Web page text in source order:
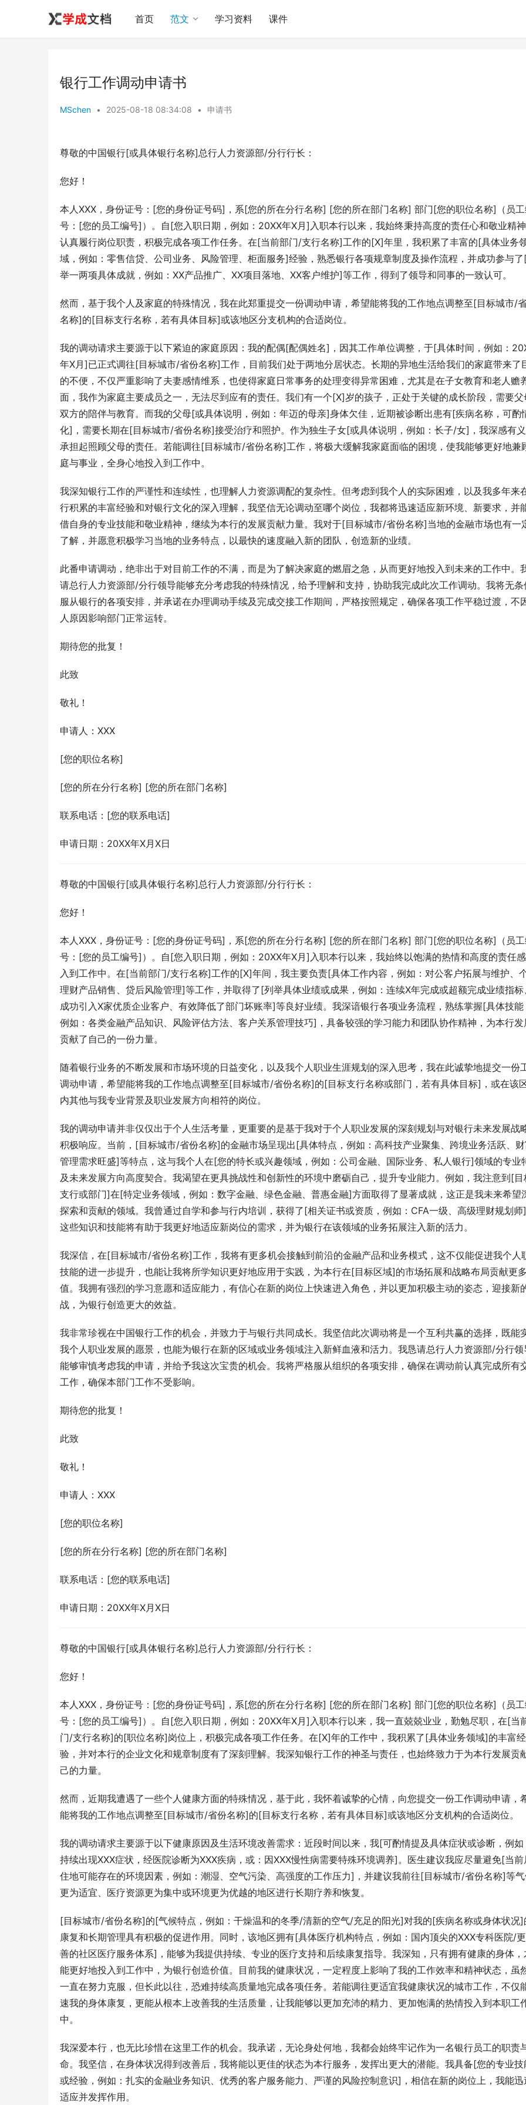
首页 范文 学习资料 课件
银行工作调动申请书
MSchen • 2025-08-18 08:34:08 • 申请书
尊敬的中国银行[或具体银行名称]总行人力资源部/分行行长：
您好！
本人XXX，身份证号：[您的身份证号码]，系[您的所在分行名称] [您的所在部门名称] 部门[您的职位名称]（员
号：[您的员工编号]）。自[您入职日期，例如：20XX年X月]入职本行以来，我始终秉持高度的责任心和敬业精神
认真履行岗位职责，积极完成各项工作任务。在[当前部门/支行名称]工作的[X]年里，我积累了丰富的[具体业务
域，例如：零售信贷、公司业务、风险管理、柜面服务]经验，熟悉银行各项规章制度及操作流程，并成功参与
举一两项具体成就，例如：XX产品推广、XX项目落地、XX客户维护]等工作，得到了领导和同事的一致认可。
然而，基于我个人及家庭的特殊情况，我在此郑重提交一份调动申请，希望能将我的工作地点调整至[目标城市/
名称]的[目标支行名称，若有具体目标]或该地区分支机构的合适岗位。
我的调动请求主要源于以下紧迫的家庭原因：我的配偶[配偶姓名]，因其工作单位调整，于[具体时间，例如：
年X月]已正式调往[目标城市/省份名称]工作，目前我们处于两地分居状态。长期的异地生活给我们的家庭带来了
的不便，不仅严重影响了夫妻感情维系，也使得家庭日常事务的处理变得异常困难，尤其是在子女教育和老人赡
面，我作为家庭主要成员之一，无法尽到应有的责任。我们有一个[X]岁的孩子，正处于关键的成长阶段，需要父
双方的陪伴与教育。而我的父母[或具体说明，例如：年迈的母亲]身体欠佳，近期被诊断出患有[疾病名称，可酌
化]，需要长期在[目标城市/省份名称]接受治疗和照护。作为独生子女[或具体说明，例如：长子/女]，我深感有
承担起照顾父母的责任。若能调往[目标城市/省份名称]工作，将极大缓解我家庭面临的困境，使我能够更好地兼
庭与事业，全身心地投入到工作中。
我深知银行工作的严谨性和连续性，也理解人力资源调配的复杂性。但考虑到我个人的实际困难，以及我多年来
行积累的丰富经验和对银行文化的深入理解，我坚信无论调动至哪个岗位，我都将迅速适应新环境、新要求，并
借自身的专业技能和敬业精神，继续为本行的发展贡献力量。我对于[目标城市/省份名称]当地的金融市场也有一
了解，并愿意积极学习当地的业务特点，以最快的速度融入新的团队，创造新的业绩。
此番申请调动，绝非出于对目前工作的不满，而是为了解决家庭的燃眉之急，从而更好地投入到未来的工作中。
请总行人力资源部/分行领导能够充分考虑我的特殊情况，给予理解和支持，协助我完成此次工作调动。我将无条
服从银行的各项安排，并承诺在办理调动手续及完成交接工作期间，严格按照规定，确保各项工作平稳过渡，不
人原因影响部门正常运转。
期待您的批复！
此致
敬礼！
申请人：XXX
[您的职位名称]
[您的所在分行名称] [您的所在部门名称]
联系电话：[您的联系电话]
申请日期：20XX年X月X日
尊敬的中国银行[或具体银行名称]总行人力资源部/分行行长：
您好！
本人XXX，身份证号：[您的身份证号码]，系[您的所在分行名称] [您的所在部门名称] 部门[您的职位名称]（员
号：[您的员工编号]）。自[您入职日期，例如：20XX年X月]入职本行以来，我始终以饱满的热情和高度的责任
入到工作中。在[当前部门/支行名称]工作的[X]年间，我主要负责[具体工作内容，例如：对公客户拓展与维护、
理财产品销售、贷后风险管理]等工作，并取得了[列举具体业绩或成果，例如：连续X年完成或超额完成业绩指标
成功引入X家优质企业客户、有效降低了部门坏账率]等良好业绩。我深谙银行各项业务流程，熟练掌握[具体技能
例如：各类金融产品知识、风险评估方法、客户关系管理技巧]，具备较强的学习能力和团队协作精神，为本行发
贡献了自己的一份力量。
随着银行业务的不断发展和市场环境的日益变化，以及我个人职业生涯规划的深入思考，我在此诚挚地提交一份
调动申请，希望能将我的工作地点调整至[目标城市/省份名称]的[目标支行名称或部门，若有具体目标]，或在该
内其他与我专业背景及职业发展方向相符的岗位。
我的调动申请并非仅仅出于个人生活考量，更重要的是基于我对于个人职业发展的深刻规划与对银行未来发展战
积极响应。当前，[目标城市/省份名称]的金融市场呈现出[具体特点，例如：高科技产业聚集、跨境业务活跃、财
管理需求旺盛]等特点，这与我个人在[您的特长或兴趣领域，例如：公司金融、国际业务、私人银行]领域的专业
及未来发展方向高度契合。我渴望在更具挑战性和创新性的环境中磨砺自己，提升专业能力。例如，我注意到[目
支行或部门]在[特定业务领域，例如：数字金融、绿色金融、普惠金融]方面取得了显著成就，这正是我未来希望
探索和贡献的领域。我曾通过自学和参与行内培训，获得了[相关证书或资质，例如：CFA一级、高级理财规划师]
这些知识和技能将有助于我更好地适应新岗位的需求，并为银行在该领域的业务拓展注入新的活力。
我深信，在[目标城市/省份名称]工作，我将有更多机会接触到前沿的金融产品和业务模式，这不仅能促进我个人
技能的进一步提升，也能让我将所学知识更好地应用于实践，为本行在[目标区域]的市场拓展和战略布局贡献更
值。我拥有强烈的学习意愿和适应能力，有信心在新的岗位上快速进入角色，并以更加积极主动的姿态，迎接新
战，为银行创造更大的效益。
我非常珍视在中国银行工作的机会，并致力于与银行共同成长。我坚信此次调动将是一个互利共赢的选择，既能
我个人职业发展的愿景，也能为银行在新的区域或业务领域注入新鲜血液和活力。我恳请总行人力资源部/分行领
能够审慎考虑我的申请，并给予我这次宝贵的机会。我将严格服从组织的各项安排，确保在调动前认真完成所有
工作，确保本部门工作不受影响。
期待您的批复！
此致
敬礼！
申请人：XXX
[您的职位名称]
[您的所在分行名称] [您的所在部门名称]
联系电话：[您的联系电话]
申请日期：20XX年X月X日
尊敬的中国银行[或具体银行名称]总行人力资源部/分行行长：
您好！
本人XXX，身份证号：[您的身份证号码]，系[您的所在分行名称] [您的所在部门名称] 部门[您的职位名称]（员
号：[您的员工编号]）。自[您入职日期，例如：20XX年X月]入职本行以来，我一直兢兢业业，勤勉尽职，在[当
门/支行名称]的[职位名称]岗位上，积极完成各项工作任务。在[X]年的工作中，我积累了[具体业务领域]的丰富经
验，并对本行的企业文化和规章制度有了深刻理解。我深知银行工作的神圣与责任，也始终致力于为本行发展贡
己的力量。
然而，近期我遭遇了一些个人健康方面的特殊情况，基于此，我怀着诚挚的心情，向您提交一份工作调动申请，
能将我的工作地点调整至[目标城市/省份名称]的[目标支行名称，若有具体目标]或该地区分支机构的合适岗位。
我的调动请求主要源于以下健康原因及生活环境改善需求：近段时间以来，我[可酌情提及具体症状或诊断，例如
持续出现XXX症状，经医院诊断为XXX疾病，或：因XXX慢性病需要特殊环境调养]。医生建议我应尽量避免[当前
住地可能存在的环境因素，例如：潮湿、空气污染、高强度的工作压力]，并建议我前往[目标城市/省份名称]等
更为适宜、医疗资源更为集中或环境更为优越的地区进行长期疗养和恢复。
[目标城市/省份名称]的[气候特点，例如：干燥温和的冬季/清新的空气/充足的阳光]对我的[疾病名称或身体状况]
康复和长期管理具有积极的促进作用。同时，该地区拥有[具体医疗机构特点，例如：国内顶尖的XXX专科医院/
善的社区医疗服务体系]，能够为我提供持续、专业的医疗支持和后续康复指导。我深知，只有拥有健康的身体，
能更好地投入到工作中，为银行创造价值。目前我的健康状况，一定程度上影响了我的工作效率和精神状态，虽
一直在努力克服，但长此以往，恐难持续高质量地完成各项任务。若能调往更适宜我健康状况的城市工作，不仅
速我的身体康复，更能从根本上改善我的生活质量，让我能够以更加充沛的精力、更加饱满的热情投入到本职工
中。
我深爱本行，也无比珍惜在这里工作的机会。我承诺，无论身处何地，我都会始终牢记作为一名银行员工的职责
命。我坚信，在身体状况得到改善后，我将能以更佳的状态为本行服务，发挥出更大的潜能。我具备[您的专业技
或经验，例如：扎实的金融业务知识、优秀的客户服务能力、严谨的风险控制意识]，相信在新的岗位上，我能迅
适应并发挥作用。